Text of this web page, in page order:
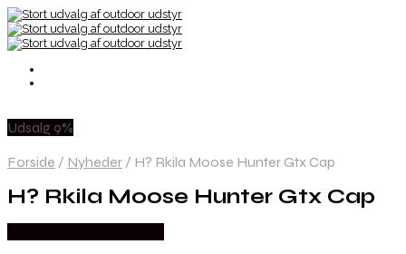
Udsalg 9%
Forside / Nyheder / H? Rkila Moose Hunter Gtx Cap
H? Rkila Moose Hunter Gtx Cap